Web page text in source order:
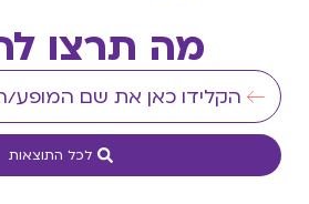
מה תרצו
לכל התוצאות